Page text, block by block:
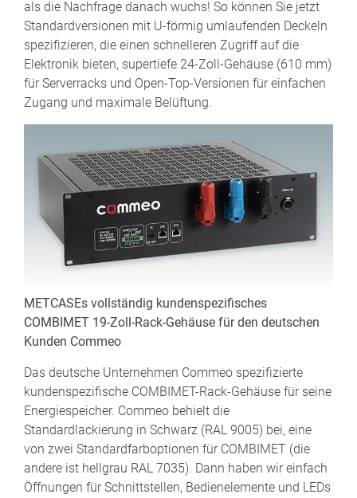
als die Nachfrage danach wuchs! So können Sie jetzt
Standardversionen mit U-förmig umlaufenden Deckeln
spezifizieren, die einen schnelleren Zugriff auf die
Elektronik bieten, supertiefe 24-Zoll-Gehäuse (610 mm)
für Serverracks und Open-Top-Versionen für einfachen
Zugang und maximale Belüftung.
METCASEs vollständig kundenspezifisches
COMBIMET 19-Zoll-Rack-Gehäuse für den deutschen
Kunden Commeo
Das deutsche Unternehmen Commeo spezifizierte
kundenspezifische COMBIMET-Rack-Gehäuse für seine
Energiespeicher. Commeo behielt die
Standardlackierung in Schwarz (RAL 9005) bei, eine
von zwei Standardfarboptionen für COMBIMET (die
andere ist hellgrau RAL 7035). Dann haben wir einfach
Öffnungen für Schnittstellen, Bedienelemente und LEDs